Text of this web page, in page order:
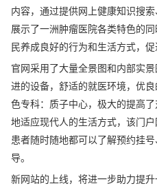
内容，通过提供网上健康知识搜
展示了一洲肿瘤医院各类特色的
民养成良好的行为和生活方式，
官网采用了大量全景图和内部实
进的设备，舒适的就医环境，优
色专科：质子中心，极大的提高
地适应现代人的生活方式，该门
患者随时随地都可以了解预约挂
导。
新网站的上线，将进一步助力提